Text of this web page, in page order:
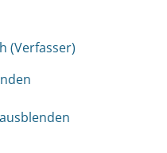
Verfasser
(Verfasser)